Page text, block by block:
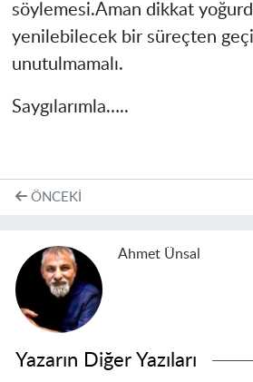
söylemesi.Aman dikkat
yenilebilecek bir süreçten
unutulmamalı.
Saygılarımla…..
ÖNCEKI
Ahmet Ünsal
Yazarın Diğer Yazıları